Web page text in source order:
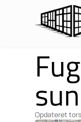
Opdateret